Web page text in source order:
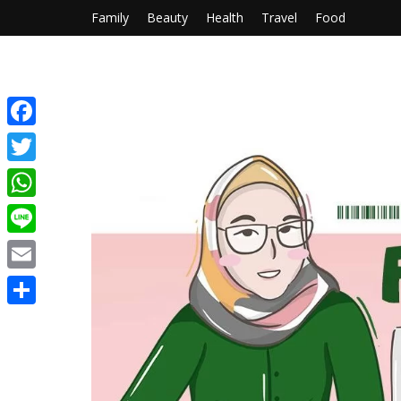
Family Beauty Health Travel Food
Facebook
Twitter
WhatsApp
Line
Email